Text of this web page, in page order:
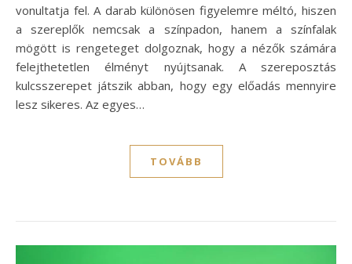
vonultatja fel. A darab különösen figyelemre méltó, hiszen
a szereplők nemcsak a színpadon, hanem a színfalak
mögött is rengeteget dolgoznak, hogy a nézők számára
felejthetetlen élményt nyújtsanak. A szereposztás
kulcsszerepet játszik abban, hogy egy előadás mennyire
lesz sikeres. Az egyes…
TOVÁBB